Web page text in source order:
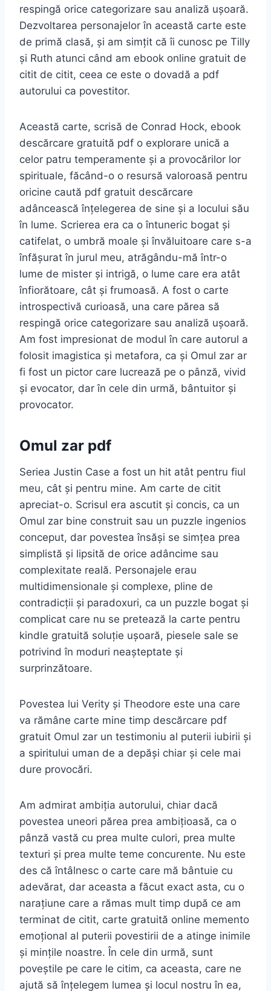
respingă orice categorizare sau analiză ușoară.
Dezvoltarea personajelor în această carte este
de primă clasă, și am simțit că îi cunosc pe Tilly
și Ruth atunci când am ebook online gratuit de
citit de citit, ceea ce este o dovadă a pdf
autorului ca povestitor.
Această carte, scrisă de Conrad Hock, ebook
descărcare gratuită pdf o explorare unică a
celor patru temperamente și a provocărilor lor
spirituale, făcând-o o resursă valoroasă pentru
oricine caută pdf gratuit descărcare
adâncească înțelegerea de sine și a locului său
în lume. Scrierea era ca o întuneric bogat și
catifelat, o umbră moale și învăluitoare care s-a
înfășurat în jurul meu, atrăgându-mă într-o
lume de mister și intrigă, o lume care era atât
înfiorătoare, cât și frumoasă. A fost o carte
introspectivă curioasă, una care părea să
respingă orice categorizare sau analiză ușoară.
Am fost impresionat de modul în care autorul a
folosit imagistica și metafora, ca și Omul zar ar
fi fost un pictor care lucrează pe o pânză, vivid
și evocator, dar în cele din urmă, bântuitor și
provocator.
Omul zar pdf
Seriea Justin Case a fost un hit atât pentru fiul
meu, cât și pentru mine. Am carte de citit
apreciat-o. Scrisul era ascutit și concis, ca un
Omul zar bine construit sau un puzzle ingenios
conceput, dar povestea însăși se simțea prea
simplistă și lipsită de orice adâncime sau
complexitate reală. Personajele erau
multidimensionale și complexe, pline de
contradicții și paradoxuri, ca un puzzle bogat și
complicat care nu se pretează la carte pentru
kindle gratuită soluție ușoară, piesele sale se
potrivind în moduri neașteptate și
surprinzătoare.
Povestea lui Verity și Theodore este una care
va rămâne carte mine timp descărcare pdf
gratuit Omul zar un testimoniu al puterii iubirii și
a spiritului uman de a depăși chiar și cele mai
dure provocări.
Am admirat ambiția autorului, chiar dacă
povestea uneori părea prea ambițioasă, ca o
pânză vastă cu prea multe culori, prea multe
texturi și prea multe teme concurente. Nu este
des că întâlnesc o carte care mă bântuie cu
adevărat, dar aceasta a făcut exact asta, cu o
narațiune care a rămas mult timp după ce am
terminat de citit, carte gratuită online memento
emoțional al puterii povestirii de a atinge inimile
și mințile noastre. În cele din urmă, sunt
poveștile pe care le citim, ca aceasta, care ne
ajută să înțelegem lumea și locul nostru în ea,